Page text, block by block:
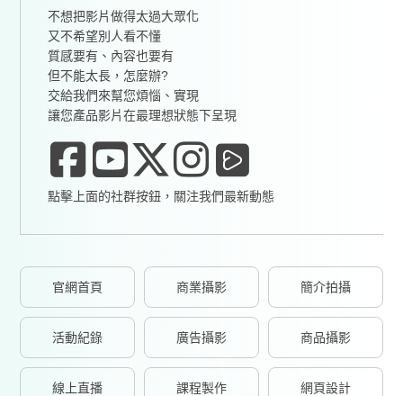
不想把影片做得太過大眾化
又不希望別人看不懂
質感要有、內容也要有
但不能太長，怎麼辦?
交給我們來幫您煩惱、實現
讓您產品影片在最理想狀態下呈現
點擊上面的社群按鈕，關注我們最新動態
官網首頁 商業攝影 簡介拍攝
活動紀錄 廣告攝影 商品攝影
線上直播 課程製作 網頁設計